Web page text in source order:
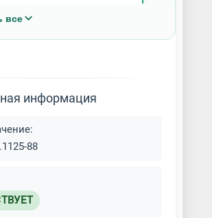
в песчаные формы (ПГС)
в формы с наружным
(ХТС)
все
информация
88